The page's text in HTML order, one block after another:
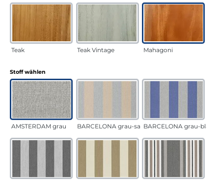
Teak Teak Vintage Mahagoni
Stoff wählen
AMSTERDAM grau BARCELONA grau-sandBARCELONA grau-blau